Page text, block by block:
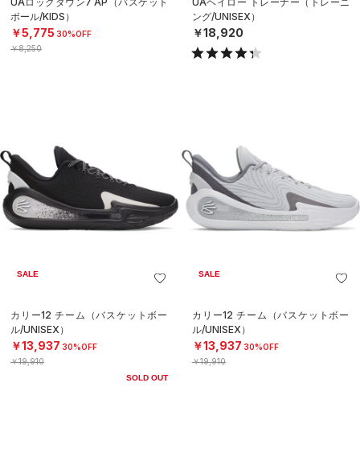
ボール/KIDS）
￥5,775 30%OFF
￥8,250
ング/UNISEX）
￥18,920
SALE
カリー12 チーム（バスケットボー
ル/UNISEX）
￥13,937 30%OFF
￥19,910
SOLD OUT
SALE
カリー12 チーム（バスケットボー
ル/UNISEX）
￥13,937 30%OFF
￥19,910